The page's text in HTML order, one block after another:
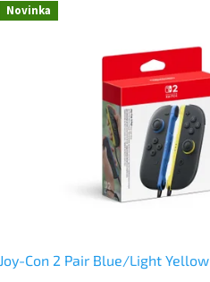
Novinka
Joy-Con 2 Pair Blue/Light Yellow